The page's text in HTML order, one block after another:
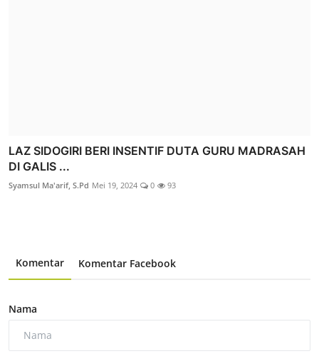
LAZ SIDOGIRI BERI INSENTIF DUTA GURU MADRASAH
DI GALIS ...
Syamsul Ma'arif, S.Pd Mei 19, 2024 0 93
Komentar Komentar Facebook
Nama